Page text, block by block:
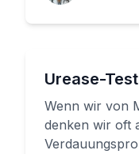
Urease-Test
Wenn wir von
denken wir oft